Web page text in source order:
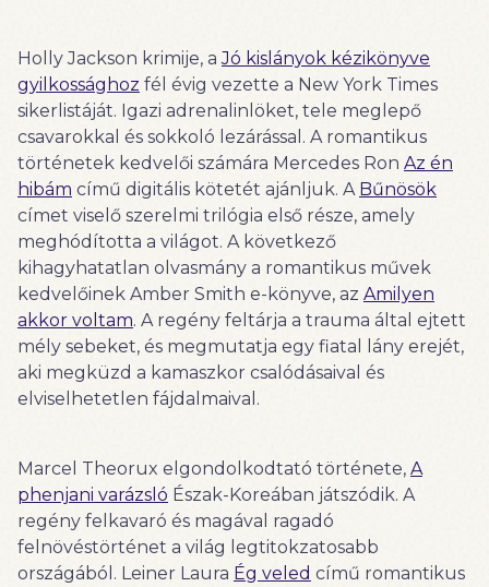
Holly Jackson krimije, aJó kislányok kézikönyve
gyilkossághoz fél évig vezette a New York Times
sikerlistáját. Igazi adrenalinlöket, tele meglepő
csavarokkal és sokkoló lezárással. A romantikus
történetek kedvelői számára Mercedes Ron Az én
hibám című digitális kötetét ajánljuk. A Bűnösök
címet viselő szerelmi trilógia első része, amely
meghódította a világot. A következő
kihagyhatatlan olvasmány a romantikus művek
kedvelőinek Amber Smith e-könyve, az Amilyen
akkor voltam. A regény feltárja a trauma által ejtett
mély sebeket, és megmutatja egy fiatal lány erejét,
aki megküzd a kamaszkor csalódásaival és
elviselhetetlen fájdalmaival.
Marcel Theorux elgondolkodtató története, A
phenjani varázsló Észak-Koreában játszódik. A
regény felkavaró és magával ragadó
felnövéstörténet a világ legtitokzatosabb
országából. Leiner Laura Ég veled című romantikus